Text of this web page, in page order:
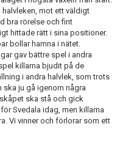
mot ett väldigt
bra rörelse och fint
hittade rätt i sina positioner.
bollar hamna i nätet.
gav bättre spel i andra
killarna bjudit på de
i andra halvlek, som trots
ska ju gå igenom några
ska stå och gick
Svedala idag, men killarna
Vi vinner och förlorar som ett